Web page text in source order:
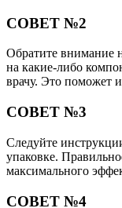
СОВЕТ №2
Обратите внимание
на какие-либо
врачу. Это поможет
СОВЕТ №3
Следуйте
упаковке.
максимального
СОВЕТ №4